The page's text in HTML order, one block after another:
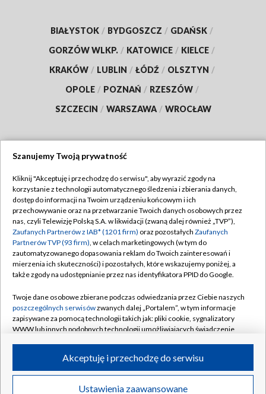
BIAŁYSTOK / BYDGOSZCZ / GDAŃSK /
GORZÓW WLKP. / KATOWICE / KIELCE /
KRAKÓW / LUBLIN / ŁÓDŹ / OLSZTYN /
OPOLE / POZNAŃ / RZESZÓW /
SZCZECIN / WARSZAWA / WROCŁAW
TVP
Abonament TVP
Emisja w TVP
Centrum informacji TVP
Naziemna Telewizja Cyfrowa
Rada Programowa
System NOS
Informacje o nadawcy
Program dla prasy
Regulamin TVP
Polityka prywatności
Moje zgody
Pomoc
Kontakt
Kanały
©2026 Telewizja Polska S.A. w likwidacji
Szanujemy Twoją prywatność
Kliknij "Akceptuję i przechodzę do serwisu", aby wyrazić zgody na
korzystanie z technologii automatycznego śledzenia i zbierania danych,
dostęp do informacji na Twoim urządzeniu końcowym i ich
przechowywanie oraz na przetwarzanie Twoich danych osobowych przez
nas, czyli Telewizję Polską S.A. w likwidacji (zwaną dalej również „TVP”),
Zaufanych Partnerów z IAB* (1201 firm) oraz pozostałych Zaufanych
Partnerów TVP (93 firm), w celach marketingowych (w tym do
zautomatyzowanego dopasowania reklam do Twoich zainteresowań i
mierzenia ich skuteczności) i pozostałych, które wskazujemy poniżej, a
także zgody na udostępnianie przez nas identyfikatora PPID do Google.
Twoje dane osobowe zbierane podczas odwiedzania przez Ciebie naszych
poszczególnych serwisówzwanych dalej „Portalem”, w tym informacje
zapisywane za pomocą technologii takich jak: pliki cookie, sygnalizatory
WWW lub innych podobnych technologii umożliwiających świadczenie
ruchu w Internecie.
Twoje dane osobowe zbierane podczas odwiedzania przez Ciebie
Ustawienia zaawansowane
Akceptuję i przechodzę do serwisu